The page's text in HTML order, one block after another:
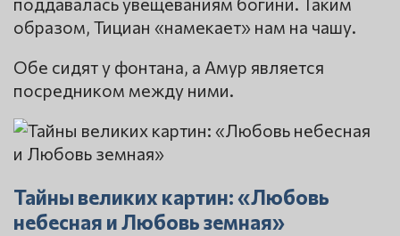
образом, Тициан «намекает» нам на чашу.
Обе сидят у фонтана, а Амур является
посредником между ними.
Тайны великих картин: «Любовь
небесная и Любовь земная»